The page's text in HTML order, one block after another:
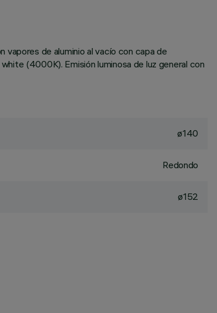
vapores de aluminio al vacío con capa de
(4000K). Emisión luminosa de luz general con
ø140
Redondo
ø152